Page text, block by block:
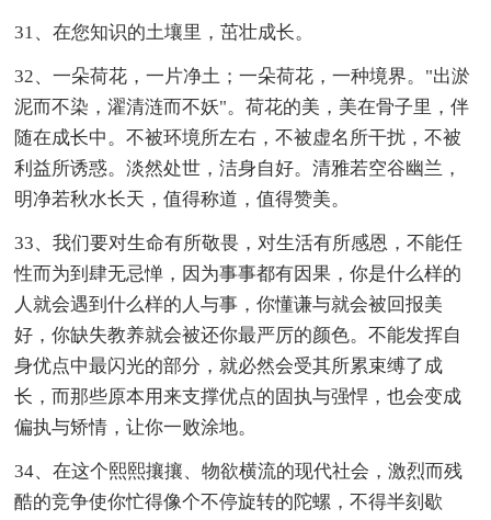
31、在您知识的土壤里，茁壮成长。
32、一朵荷花，一片净土；一朵荷花，一种境界。"出淤
泥而不染，濯清涟而不妖"。荷花的美，美在骨子里，伴
随在成长中。不被环境所左右，不被虚名所干扰，不被
利益所诱惑。淡然处世，洁身自好。清雅若空谷幽兰，
明净若秋水长天，值得称道，值得赞美。
33、我们要对生命有所敬畏，对生活有所感恩，不能任
性而为到肆无忌惮，因为事事都有因果，你是什么样的
人就会遇到什么样的人与事，你懂谦与就会被回报美
好，你缺失教养就会被还你最严厉的颜色。不能发挥自
身优点中最闪光的部分，就必然会受其所累束缚了成
长，而那些原本用来支撑优点的固执与强悍，也会变成
偏执与矫情，让你一败涂地。
34、在这个熙熙攘攘、物欲横流的现代社会，激烈而残
酷的竞争使你忙得像个不停旋转的陀螺，不得半刻歇